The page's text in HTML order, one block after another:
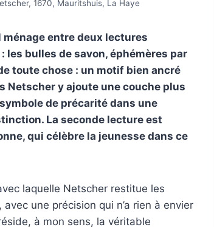
1670, Mauritshuis, La Haye
ménage entre deux lectures
: les bulles de savon, éphémères par
toute chose : un motif bien ancré
Netscher y ajoute une couche plus
de précarité dans une
La seconde lecture est
qui célèbre la jeunesse dans ce
laquelle Netscher restitue les
une précision qui n’a rien à envier
à mon sens, la véritable